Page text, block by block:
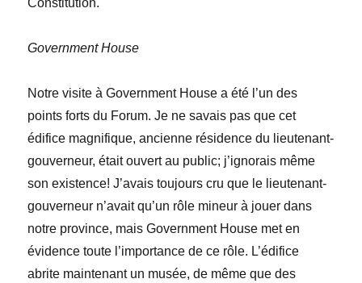
Constitution.
Government House
Notre visite à Government House a été l’un des
points forts du Forum. Je ne savais pas que cet
édifice magnifique, ancienne résidence du lieutenant-
gouverneur, était ouvert au public; j’ignorais même
son existence! J’avais toujours cru que le lieutenant-
gouverneur n’avait qu’un rôle mineur à jouer dans
notre province, mais Government House met en
évidence toute l’importance de ce rôle. L’édifice
abrite maintenant un musée, de même que des